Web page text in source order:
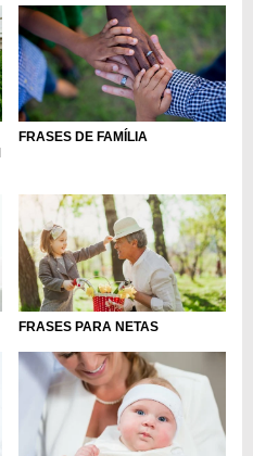
FRASES DE FAMÍLIA
FRASES PARA NETAS